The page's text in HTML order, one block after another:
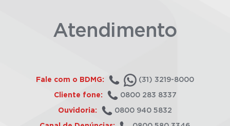
Atendimento
Fale com o BDMG: (31) 3219-8000
Cliente fone: 0800 283 8337
Ouvidoria: 0800 940 5832